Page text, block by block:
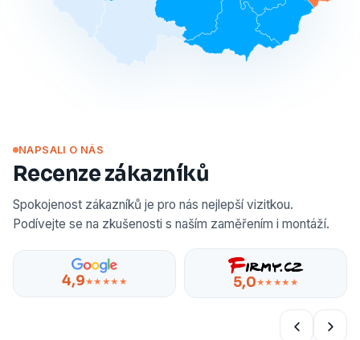
NAPSALI O NÁS
Recenze zákazníků
Spokojenost zákazníků je pro nás nejlepší vizitkou.
Podívejte se na zkušenosti s naším zaměřením i montáží.
4,9★★★★★ 5,0★★★★★